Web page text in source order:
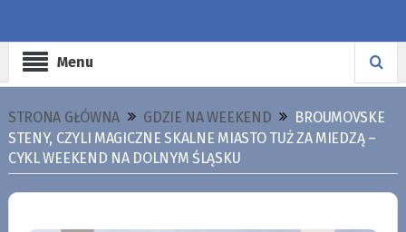
Menu
STRONA GŁÓWNA GDZIE NA WEEKEND
BROUMOVSKE
STENY, CZYLI MAGICZNE SKALNE MIASTO TUŻ ZA MIEDZĄ –
CYKL WEEKEND NA DOLNYM ŚLĄSKU